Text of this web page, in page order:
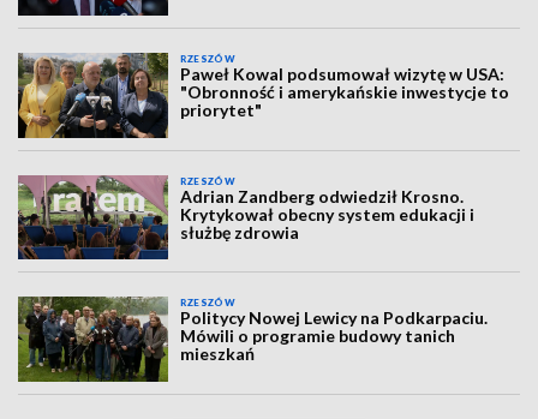
RZESZÓW
Paweł Kowal podsumował wizytę w USA:
"Obronność i amerykańskie inwestycje to
priorytet"
RZESZÓW
Adrian Zandberg odwiedził Krosno.
Krytykował obecny system edukacji i
służbę zdrowia
RZESZÓW
Politycy Nowej Lewicy na Podkarpaciu.
Mówili o programie budowy tanich
mieszkań